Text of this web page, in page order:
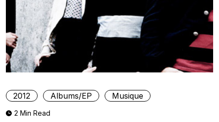
2012 Albums/EP Musique
2 Min Read